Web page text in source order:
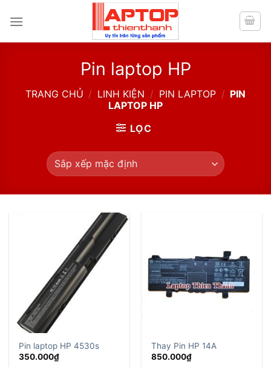
Pin laptop HP
TRANG CHỦ / LINH KIỆN / PIN LAPTOP / PIN
LAPTOP HP
LỌC
Pin laptop HP 4530s
350.000₫
Thay Pin HP 14A
850.000₫